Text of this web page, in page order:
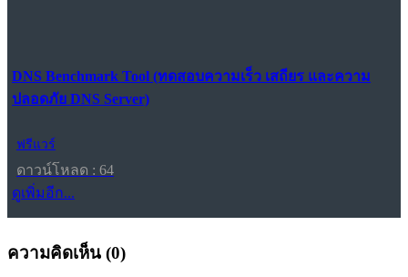
DNS Benchmark Tool (ทดสอบความเร็ว เสถียร และความ
ปลอดภัย DNS Server)
ฟรีแวร์
ดาวน์โหลด : 64
ดูเพิ่มอีก...
ความคิดเห็น (0)